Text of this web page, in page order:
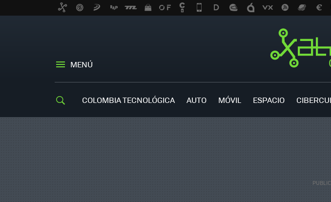
MENÚ
COLOMBIA TECNOLÓGICA AUTO MÓVIL ESPACIO